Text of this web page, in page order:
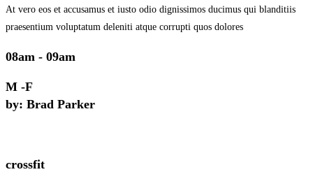
At vero eos et accusamus et iusto odio dignissimos ducimus qui blanditiis
praesentium voluptatum deleniti atque corrupti quos dolores
08am - 09am
M -F
by: Brad Parker
crossfit